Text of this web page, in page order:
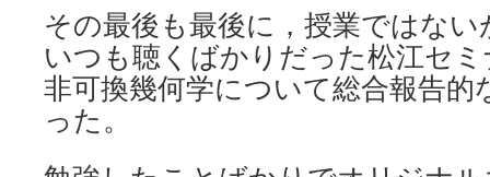
キ
ッ
その最後も最後に，授業ではない
いつも聴くばかりだった松江セ
非可換幾何学について総合報告
った。